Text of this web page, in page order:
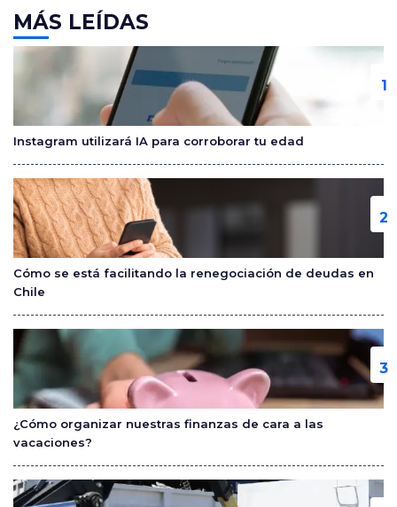
c
e
b
o
o
k
itt
er
m
p
ar
tir
MÁS LEÍDAS
Instagram utilizará IA para corroborar tu edad
Cómo se está facilitando la renegociación de deudas en
Chile
¿Cómo organizar nuestras finanzas de cara a las
vacaciones?